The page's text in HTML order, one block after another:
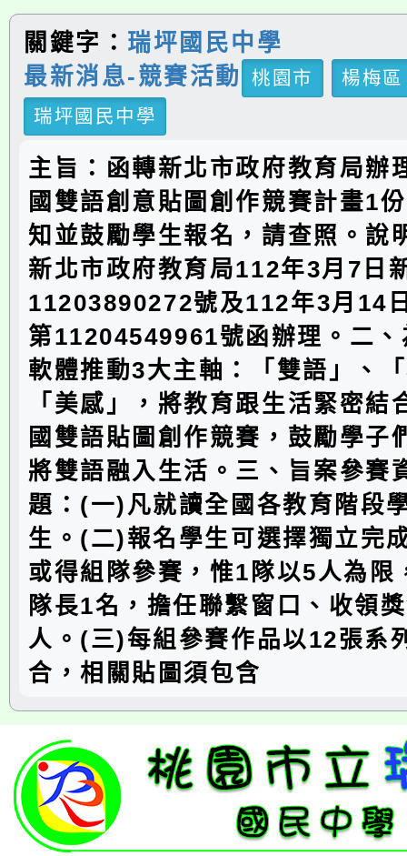
關鍵字： 瑞坪國民中學
最新消息-競賽活動
桃園市
楊梅區
瑞坪國民中學
主旨：函轉新北市政府教育局辦
國雙語創意貼圖創作競賽計畫1
知並鼓勵學生報名，請查照。說
新北市政府教育局112年3月7日
11203890272號及112年3月14
第11204549961號函辦理。二
軟體推動3大主軸：「雙語」、
「美感」，將教育跟生活緊密結
國雙語貼圖創作競賽，鼓勵學子
將雙語融入生活。三、旨案參賽
題：(一)凡就讀全國各教育階段
生。(二)報名學生可選擇獨立完
或得組隊參賽，惟1隊以5人為限
隊長1名，擔任聯繫窗口、收領
人。(三)每組參賽作品以12張系
合，相關貼圖須包含